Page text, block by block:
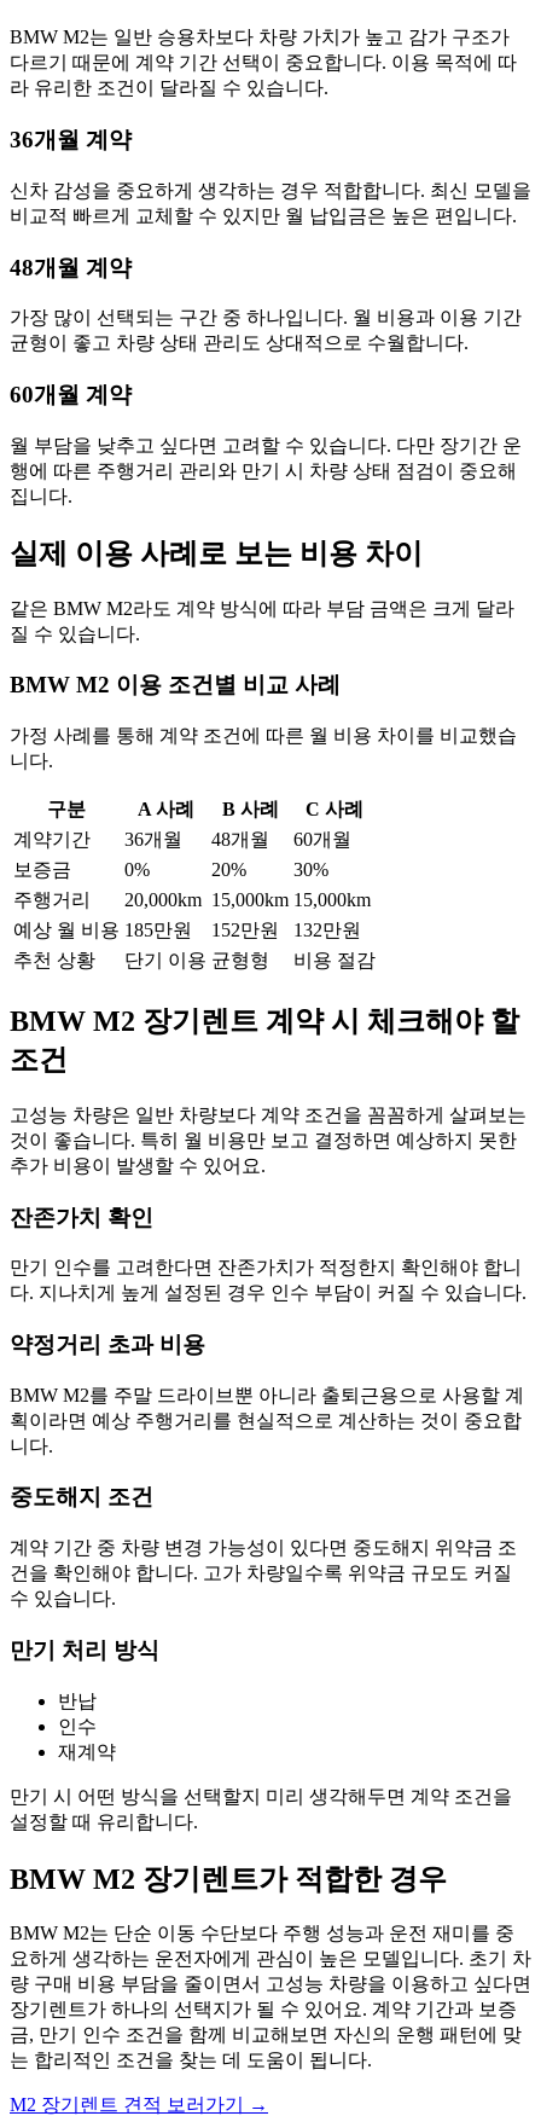
BMW M2는 일반 승용차보다 차량 가치가 높고 감가 구조가
다르기 때문에 계약 기간 선택이 중요합니다. 이용 목적에 따
라 유리한 조건이 달라질 수 있습니다.
36개월 계약
신차 감성을 중요하게 생각하는 경우 적합합니다. 최신 모델을
비교적 빠르게 교체할 수 있지만 월 납입금은 높은 편입니다.
48개월 계약
가장 많이 선택되는 구간 중 하나입니다. 월 비용과 이용 기간
균형이 좋고 차량 상태 관리도 상대적으로 수월합니다.
60개월 계약
월 부담을 낮추고 싶다면 고려할 수 있습니다. 다만 장기간 운
행에 따른 주행거리 관리와 만기 시 차량 상태 점검이 중요해
집니다.
실제 이용 사례로 보는 비용 차이
같은 BMW M2라도 계약 방식에 따라 부담 금액은 크게 달라
질 수 있습니다.
BMW M2 이용 조건별 비교 사례
가정 사례를 통해 계약 조건에 따른 월 비용 차이를 비교했습
니다.
구분 A 사례 B 사례
C 사례
계약기간
36개월 48개월
60개월
보증금
0% 20%
30%
주행거리
20,000km 15,000km 15,000km
예상 월 비용 185만원 152만원
132만원
추천 상황
단기 이용 균형형 비용 절감
BMW M2 장기렌트 계약 시 체크해야 할
조건
고성능 차량은 일반 차량보다 계약 조건을 꼼꼼하게 살펴보는
것이 좋습니다. 특히 월 비용만 보고 결정하면 예상하지 못한
추가 비용이 발생할 수 있어요.
잔존가치 확인
만기 인수를 고려한다면 잔존가치가 적정한지 확인해야 합니
다. 지나치게 높게 설정된 경우 인수 부담이 커질 수 있습니다.
약정거리 초과 비용
BMW M2를 주말 드라이브뿐 아니라 출퇴근용으로 사용할 계
획이라면 예상 주행거리를 현실적으로 계산하는 것이 중요합
니다.
중도해지 조건
계약 기간 중 차량 변경 가능성이 있다면 중도해지 위약금 조
건을 확인해야 합니다. 고가 차량일수록 위약금 규모도 커질
수 있습니다.
만기 처리 방식
반납
인수
재계약
만기 시 어떤 방식을 선택할지 미리 생각해두면 계약 조건을
설정할 때 유리합니다.
BMW M2 장기렌트가 적합한 경우
BMW M2는 단순 이동 수단보다 주행 성능과 운전 재미를 중
요하게 생각하는 운전자에게 관심이 높은 모델입니다. 초기 차
량 구매 비용 부담을 줄이면서 고성능 차량을 이용하고 싶다면
장기렌트가 하나의 선택지가 될 수 있어요. 계약 기간과 보증
금, 만기 인수 조건을 함께 비교해보면 자신의 운행 패턴에 맞
는 합리적인 조건을 찾는 데 도움이 됩니다.
M2 장기렌트 견적 보러가기 →